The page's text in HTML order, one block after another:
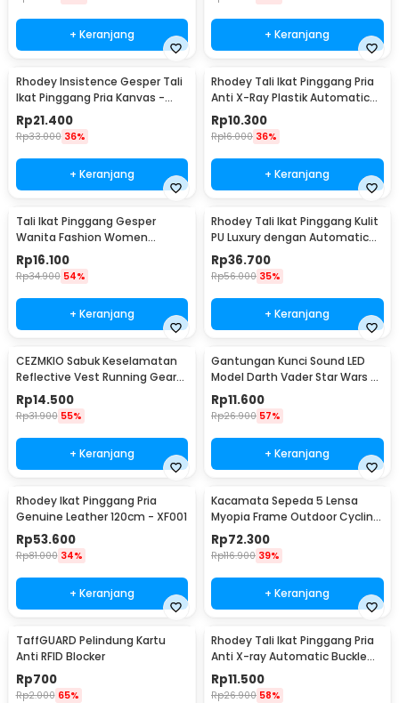
+ Keranjang + Keranjang
Rhodey Insistence Gesper Tali
Ikat Pinggang Pria Kanvas -
2008
Rp21.400
Rp33.000 36%
+ Keranjang
Rhodey Tali Ikat Pinggang Pria
Anti X-Ray Plastik Automatic
Buckle - 899
Rp10.300
Rp16.000 36%
+ Keranjang
Tali Ikat Pinggang Gesper
Wanita Fashion Women
Leather Belt 110cm - LCL-HF38
Rp16.100
Rp34.900 54%
+ Keranjang
Rhodey Tali Ikat Pinggang Kulit
PU Luxury dengan Automatic
Buckle - GSPR
Rp36.700
Rp56.000 35%
+ Keranjang
CEZMKIO Sabuk Keselamatan
Reflective Vest Running Gear
High Visibility - B08
Rp14.500
Rp31.900 55%
+ Keranjang
Gantungan Kunci Sound LED
Model Darth Vader Star Wars -
BS-050
Rp11.600
Rp26.900 57%
+ Keranjang
Rhodey Ikat Pinggang Pria
Genuine Leather 120cm - XF001
Rp53.600
Rp81.000 34%
+ Keranjang
Kacamata Sepeda 5 Lensa
Myopia Frame Outdoor Cycling
Sunglasses - 0089
Rp72.300
Rp116.900 39%
+ Keranjang
TaffGUARD Pelindung Kartu
Anti RFID Blocker
Rp700
Rp2.000 65%
Rhodey Tali Ikat Pinggang Pria
Anti X-ray Automatic Buckle
Canvas - 2018
Rp11.500
Rp26.900 58%